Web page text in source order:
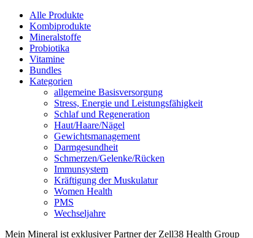
Alle Produkte
Kombiprodukte
Mineralstoffe
Probiotika
Vitamine
Bundles
Kategorien
allgemeine Basisversorgung
Stress, Energie und Leistungsfähigkeit
Schlaf und Regeneration
Haut/Haare/Nägel
Gewichtsmanagement
Darmgesundheit
Schmerzen/Gelenke/Rücken
Immunsystem
Kräftigung der Muskulatur
Women Health
PMS
Wechseljahre
Mein Mineral ist exklusiver Partner der Zell38 Health Group